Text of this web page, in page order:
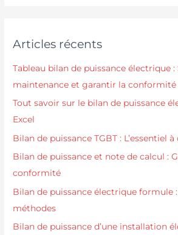
Articles récents
Tableau bilan de puissance électrique
maintenance et garantir la conformité
Tout savoir sur le bilan de puissance
Excel
Bilan de puissance TGBT : L’essentiel
Bilan de puissance et note de calcul :
conformité
Bilan de puissance électrique formule
méthodes
Bilan de puissance d’une installation